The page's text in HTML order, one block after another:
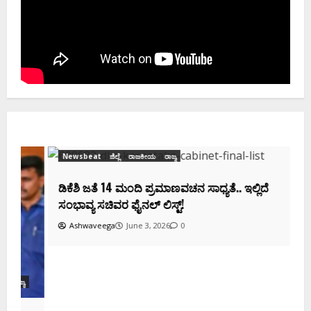
Newsbeat ಜಿಲ್ಲೆ ರಾಜಕೀಯ ರಾಜ್ಯ
ಡಿಕೆಶಿ ಜತೆ 14 ಮಂದಿ ಪ್ರಮಾಣವಚನ ಸಾಧ್ಯತೆ.. ಇಲ್ಲಿದೆ
ಸಂಭಾವ್ಯ ಸಚಿವರ ಫೈನಲ್ ಲಿಸ್ಟ್‌!
Ashwaveega June 3, 2026 0